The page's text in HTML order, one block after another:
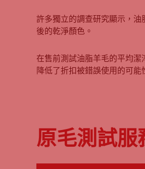
許多獨立的調查研究顯示，
後的乾淨顏色。
在售前測試油脂羊毛的平均
降低了折扣被錯誤使用的可能
原毛測試服